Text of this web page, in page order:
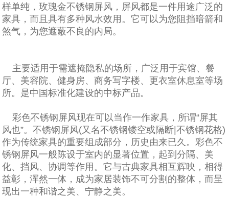
样单纯，玫瑰金不锈钢屏风，屏风都是一件用途广泛的
家具，而且具有多种风水效用。它可以为您阻挡暗箭和
煞气，为您遮蔽不良的内局。
主要适用于需遮掩隐私的场所，广泛用于宾馆、餐
厅、美容院、健身房、商务写字楼、更衣室休息室等场
所。是中国标准化建设的中标产品。
彩色不锈钢屏风现在可以当作一作家具，所谓“屏其
风也”。不锈钢屏风(又名不锈钢镂空或隔断|不锈钢花格)
作为传统家具的重要组成部分，历史由来已久。彩色不
锈钢屏风一般陈设于室内的显著位置，起到分隔、美
化、挡风、协调等作用。它与古典家具相互辉映，相得
益彰，浑然一体，成为家居装饰不可分割的整体，而呈
现出一种和谐之美、宁静之美。